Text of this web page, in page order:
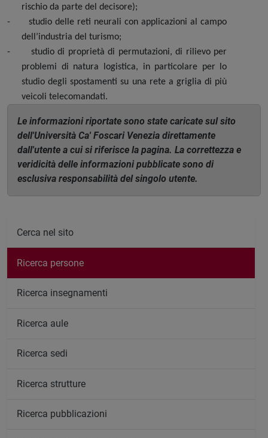
rischio da parte del decisore);
-
studio delle reti neurali con applicazioni al campo
dell’industria del turismo;
-
studio di proprietà di permutazioni, di rilievo per
problemi di natura logistica, in particolare per lo
studio degli spostamenti su una rete a griglia di più
veicoli telecomandati.
Le informazioni riportate sono state caricate sul sito
dell'Università Ca' Foscari Venezia direttamente
dall'utente a cui si riferisce la pagina. La correttezza e
veridicità delle informazioni pubblicate sono di
esclusiva responsabilità del singolo utente.
Cerca nel sito
Ricerca persone
Ricerca insegnamenti
Ricerca aule
Ricerca sedi
Ricerca strutture
Ricerca pubblicazioni